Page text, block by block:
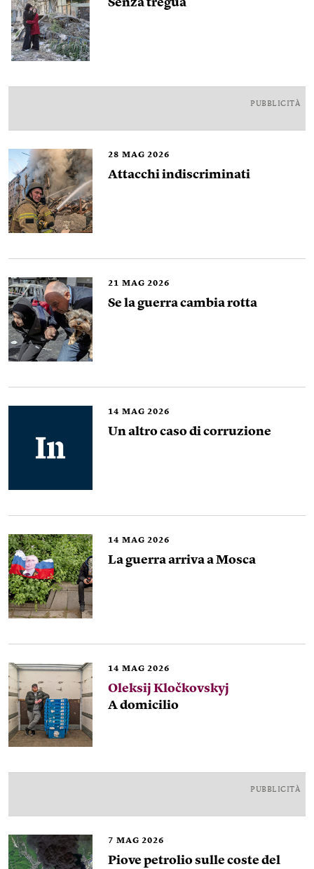
Senza tregua
PUBBLICITÀ
28 MAG 2026
Attacchi indiscriminati
21 MAG 2026
Se la guerra cambia rotta
14 MAG 2026
Un altro caso di corruzione
14 MAG 2026
La guerra arriva a Mosca
14 MAG 2026
Oleksij Kločkovskyj
A domicilio
PUBBLICITÀ
7 MAG 2026
Piove petrolio sulle coste del